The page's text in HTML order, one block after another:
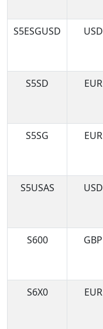
S5ESGUSD
USD
S5SD
EUR
S5SG
EUR
S5USAS
USD
S600
GBP
S6X0
EUR